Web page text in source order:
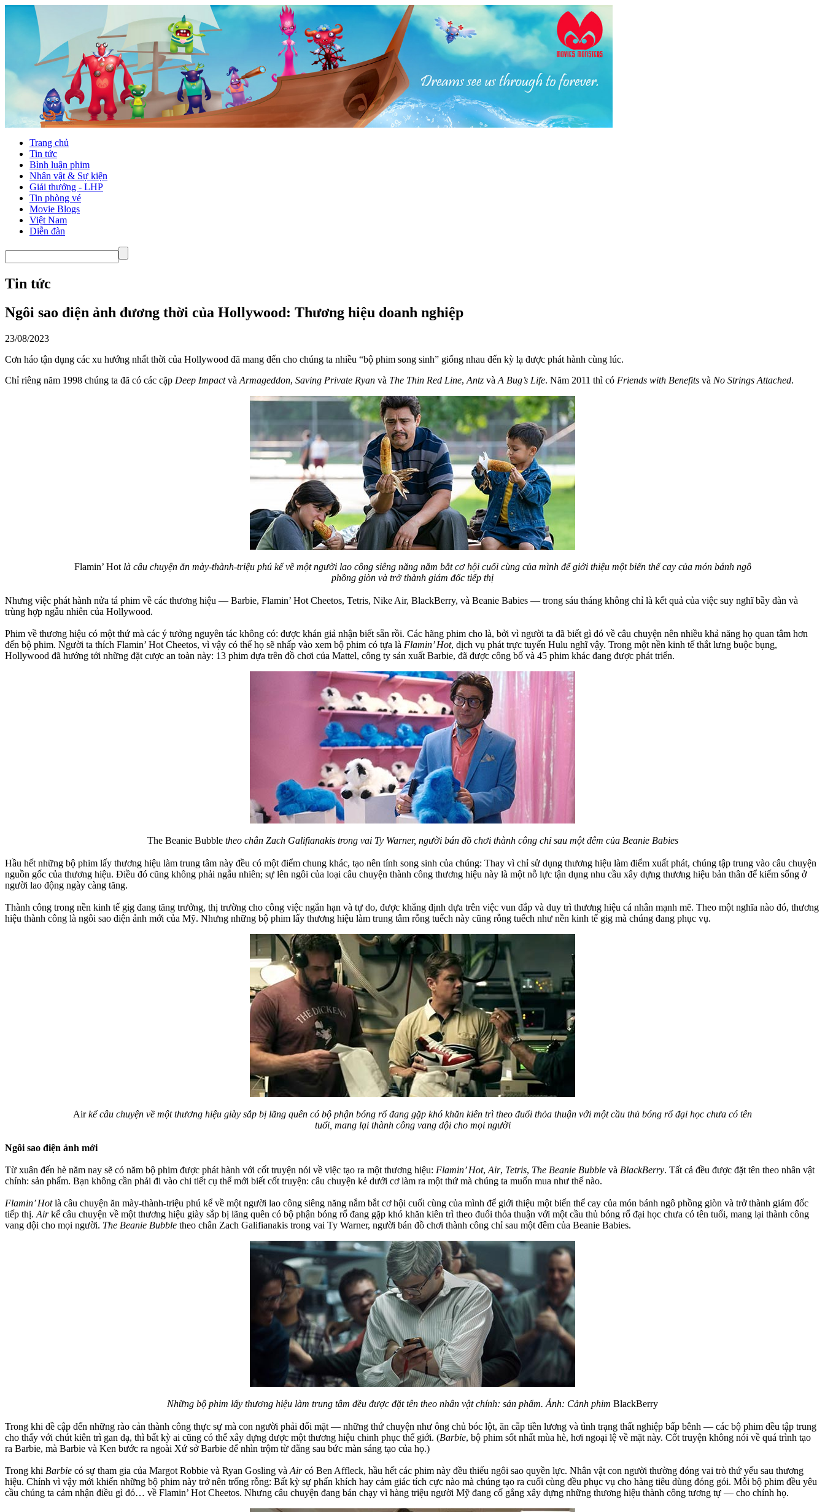
Trang chủ
Tin tức
Bình luận phim
Nhân vật & Sự kiện
Giải thưởng - LHP
Tin phòng vé
Movie Blogs
Việt Nam
Diễn đàn
Tin tức
Ngôi sao điện ảnh đương thời của Hollywood: Thương hiệu doanh nghiệp
23/08/2023
Cơn háo tận dụng các xu hướng nhất thời của Hollywood đã mang đến cho chúng ta nhiều “bộ phim song sinh” giống nhau đến kỳ lạ được phát hành cùng lúc.
Chỉ riêng năm 1998 chúng ta đã có các cặp Deep Impactvà Armageddon, Saving Private Ryan và The Thin Red Line, Antz và A Bug’s Life. Năm 2011 thì có Friends with Benefits và No Strings Attached.
Flamin’ Hotlà câu chuyện ăn mày-thành-triệu phú kể về một người lao công siêng năng nắm bắt cơ hội cuối cùng của mình để giới thiệu một biến thể cay của món bánh ngô
phồng giòn và trở thành giám đốc tiếp thị
Nhưng việc phát hành nửa tá phim về các thương hiệu — Barbie, Flamin’ Hot Cheetos, Tetris, Nike Air, BlackBerry, và Beanie Babies — trong sáu tháng không chỉ là kết quả của việc suy nghĩ bầy đàn và
trùng hợp ngẫu nhiên của Hollywood.
Phim về thương hiệu có một thứ mà các ý tưởng nguyên tác không có: được khán giả nhận biết sẵn rồi. Các hãng phim cho là, bởi vì người ta đã biết gì đó về câu chuyện nên nhiều khả năng họ quan tâm hơn
đến bộ phim. Người ta thích Flamin’ Hot Cheetos, vì vậy có thể họ sẽ nhấp vào xem bộ phim có tựa là Flamin’ Hot, dịch vụ phát trực tuyến Hulu nghĩ vậy. Trong một nền kinh tế thắt lưng buộc bụng,
Hollywood đã hướng tới những đặt cược an toàn này: 13 phim dựa trên đồ chơi của Mattel, công ty sản xuất Barbie, đã được công bố và 45 phim khác đang được phát triển.
The Beanie Bubbletheo chân Zach Galifianakis trong vai Ty Warner, người bán đồ chơi thành công chỉ sau một đêm của Beanie Babies
Hầu hết những bộ phim lấy thương hiệu làm trung tâm này đều có một điểm chung khác, tạo nên tính song sinh của chúng: Thay vì chỉ sử dụng thương hiệu làm điểm xuất phát, chúng tập trung vào câu chuyện
nguồn gốc của thương hiệu. Điều đó cũng không phải ngẫu nhiên; sự lên ngôi của loại câu chuyện thành công thương hiệu này là một nỗ lực tận dụng nhu cầu xây dựng thương hiệu bản thân để kiếm sống ở
người lao động ngày càng tăng.
Thành công trong nền kinh tế gig đang tăng trưởng, thị trường cho công việc ngắn hạn và tự do, được khẳng định dựa trên việc vun đắp và duy trì thương hiệu cá nhân mạnh mẽ. Theo một nghĩa nào đó, thương
hiệu thành công là ngôi sao điện ảnh mới của Mỹ. Nhưng những bộ phim lấy thương hiệu làm trung tâm rỗng tuếch này cũng rỗng tuếch như nền kinh tế gig mà chúng đang phục vụ.
Airkể câu chuyện về một thương hiệu giày sắp bị lãng quên có bộ phận bóng rổ đang gặp khó khăn kiên trì theo đuổi thỏa thuận với một cầu thủ bóng rổ đại học chưa có tên
tuổi, mang lại thành công vang dội cho mọi người
Ngôi sao điện ảnh mới
Từ xuân đến hè năm nay sẽ có năm bộ phim được phát hành với cốt truyện nói về việc tạo ra một thương hiệu: Flamin’ Hot, Air, Tetris, The Beanie Bubble và BlackBerry. Tất cả đều được đặt tên theo nhân vật
chính: sản phẩm. Bạn không cần phải đi vào chi tiết cụ thể mới biết cốt truyện: câu chuyện kẻ dưới cơ làm ra một thứ mà chúng ta muốn mua như thế nào.
Flamin’ Hotlà câu chuyện ăn mày-thành-triệu phú kể về một người lao công siêng năng nắm bắt cơ hội cuối cùng của mình để giới thiệu một biến thể cay của món bánh ngô phồng giòn và trở thành giám đốc
tiếp thị. Airkể câu chuyện về một thương hiệu giày sắp bị lãng quên có bộ phận bóng rổ đang gặp khó khăn kiên trì theo đuổi thỏa thuận với một cầu thủ bóng rổ đại học chưa có tên tuổi, mang lại thành công
vang dội cho mọi người. The Beanie Bubble theo chân Zach Galifianakis trong vai Ty Warner, người bán đồ chơi thành công chỉ sau một đêm của Beanie Babies.
Những bộ phim lấy thương hiệu làm trung tâm đều được đặt tên theo nhân vật chính: sản phẩm. Ảnh: Cảnh phim BlackBerry
Trong khi đề cập đến những rào cản thành công thực sự mà con người phải đối mặt — những thứ chuyện như ông chủ bóc lột, ăn cắp tiền lương và tình trạng thất nghiệp bấp bênh — các bộ phim đều tập trung
cho thấy với chút kiên trì gan dạ, thì bất kỳ ai cũng có thể xây dựng được một thương hiệu chinh phục thế giới. (Barbie, bộ phim sốt nhất mùa hè, hơi ngoại lệ về mặt này. Cốt truyện không nói về quá trình tạo
ra Barbie, mà Barbie và Ken bước ra ngoài Xứ sở Barbie để nhìn trộm từ đằng sau bức màn sáng tạo của họ.)
Trong khi Barbie có sự tham gia của Margot Robbie và Ryan Gosling và Aircó Ben Affleck, hầu hết các phim này đều thiếu ngôi sao quyền lực. Nhân vật con người thường đóng vai trò thứ yếu sau thương
hiệu. Chính vì vậy mới khiến những bộ phim này trở nên trống rỗng: Bất kỳ sự phấn khích hay cảm giác tích cực nào mà chúng tạo ra cuối cùng đều phục vụ cho hàng tiêu dùng đóng gói. Mỗi bộ phim đều yêu
cầu chúng ta cảm nhận điều gì đó… về Flamin’ Hot Cheetos. Nhưng câu chuyện đang bán chạy vì hàng triệu người Mỹ đang cố gắng xây dựng những thương hiệu thành công tương tự — cho chính họ.